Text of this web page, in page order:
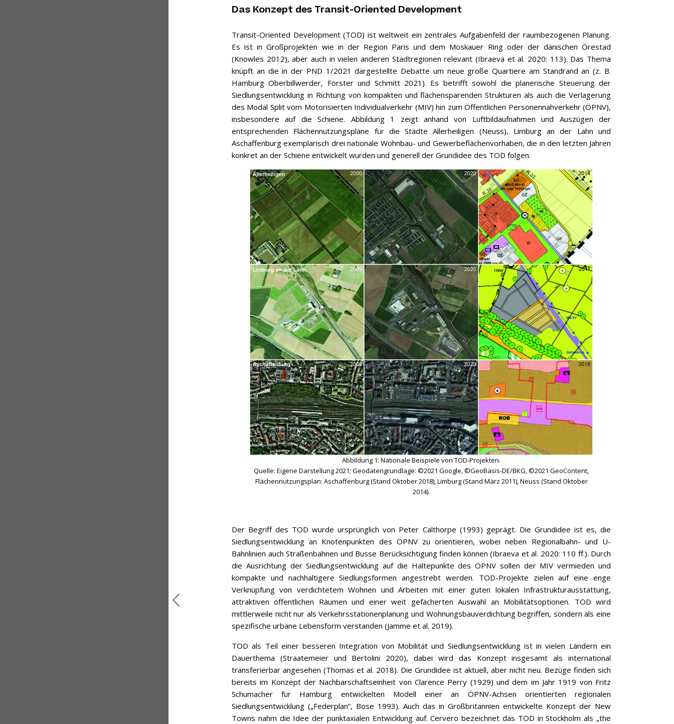
Das Konzept des Transit-Oriented Development
Transit-Oriented Development (TOD) ist weltweit ein zentrales Aufgabenfeld der raumbezogenen Planung.
Es ist in Großprojekten wie in der Region Paris und dem Moskauer Ring oder der dänischen Örestad
(Knowles 2012), aber auch in vielen anderen Stadtregionen relevant (Ibraeva et al. 2020: 113). Das Thema
knüpft an die in der PND 1/2021 dargestellte Debatte um neue große Quartiere am Standrand an (z. B.
Hamburg Oberbillwerder, Förster und Schmitt 2021). Es betrifft sowohl die planerische Steuerung der
Siedlungsentwicklung in Richtung von kompakten und flächensparenden Strukturen als auch die Verlagerung
des Modal Split vom Motorisierten Individualverkehr (MIV) hin zum Öffentlichen Personennahverkehr (ÖPNV),
insbesondere auf die Schiene. Abbildung 1 zeigt anhand von Luftbildaufnahmen und Auszügen der
entsprechenden Flächennutzungspläne für die Städte Allerheiligen (Neuss), Limburg an der Lahn und
Aschaffenburg exemplarisch drei nationale Wohnbau- und Gewerbeflächenvorhaben, die in den letzten Jahren
konkret an der Schiene entwickelt wurden und generell der Grundidee des TOD folgen.
Abbildung 1: Nationale Beispiele von TOD-Projekten.
Quelle: Eigene Darstellung 2021; Geodatengrundlage: ©2021 Google, ©GeoBasis-DE/BKG, ©2021 GeoContent,
Flächennutzungsplan: Aschaffenburg (Stand Oktober 2018), Limburg (Stand März 2011), Neuss (Stand Oktober
2014).
Der Begriff des TOD wurde ursprünglich von Peter Calthorpe (1993) geprägt. Die Grundidee ist es, die
Siedlungsentwicklung an Knotenpunkten des ÖPNV zu orientieren, wobei neben Regionalbahn- und U-
Bahnlinien auch Straßenbahnen und Busse Berücksichtigung finden können (Ibraeva et al. 2020: 110 ff.). Durch
die Ausrichtung der Siedlungsentwicklung auf die Haltepunkte des ÖPNV sollen der MIV vermieden und
kompakte und nachhaltigere Siedlungsformen angestrebt werden. TOD-Projekte zielen auf eine enge
Verknüpfung von verdichtetem Wohnen und Arbeiten mit einer guten lokalen Infrastrukturausstattung,
attraktiven öffentlichen Räumen und einer weit gefächerten Auswahl an Mobilitätsoptionen. TOD wird
mittlerweile nicht nur als Verkehrsstationenplanung und Wohnungsbauverdichtung begriffen, sondern als eine
spezifische urbane Lebensform verstanden (Jamme et al. 2019).
TOD als Teil einer besseren Integration von Mobilität und Siedlungsentwicklung ist in vielen Ländern ein
Dauerthema (Straatemeier und Bertolini 2020), dabei wird das Konzept insgesamt als international
transferierbar angesehen (Thomas et al. 2018). Die Grundidee ist aktuell, aber nicht neu. Bezüge finden sich
bereits im Konzept der Nachbarschaftseinheit von Clarence Perry (1929) und dem im Jahr 1919 von Fritz
Schumacher für Hamburg entwickelten Modell einer an ÖPNV-Achsen orientierten regionalen
Siedlungsentwicklung („Federplan“, Bose 1993). Auch das in Großbritannien entwickelte Konzept der New
Towns nahm die Idee der punktaxialen Entwicklung auf. Cervero bezeichnet das TOD in Stockholm als „the